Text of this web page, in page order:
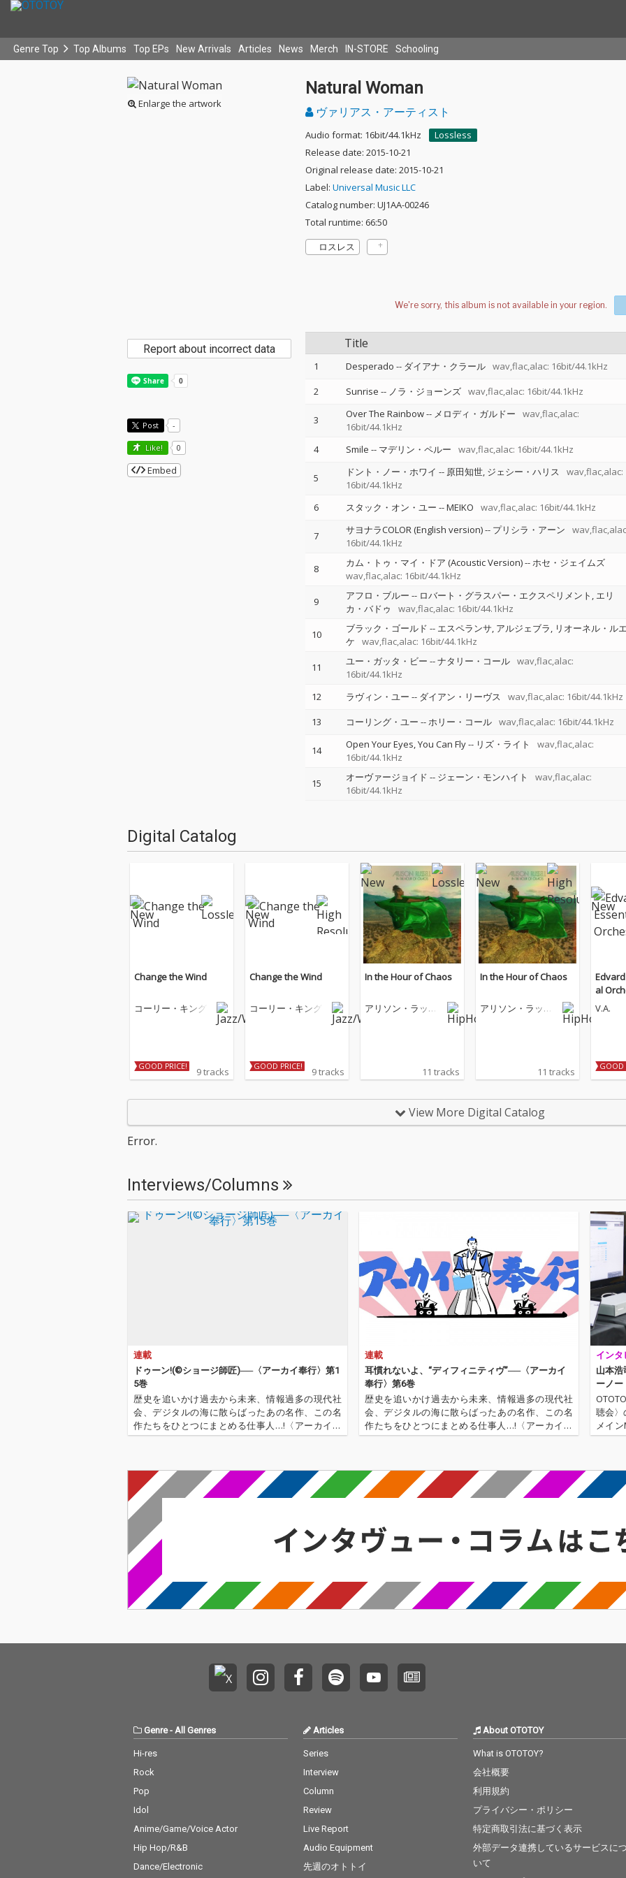
Genre Top Top Albums Top EPs New Arrivals Articles News Merch IN-STORE Schooling
Enlarge the artwork
Natural Woman
ヴァリアス・アーティスト
Audio format: 16bit/44.1kHz
Lossless
Release date: 2015-10-21
Original release date: 2015-10-21
Label: Universal Music LLC
Catalog number: UJ1AA-00246
Total runtime: 66:50
ロスレス
Title
1 Desperado -- ダイアナ・クラール wav,flac,alac: 16bit/44.1kHz
2
Sunrise -- ノラ・ジョーンズ wav,flac,alac: 16bit/44.1kHz
3 Over The Rainbow-- メロディ・ガルドー
wav,flac,alac:
16bit/44.1kHz
4 Smile -- マデリン・ペルー wav,flac,alac: 16bit/44.1kHz
5 ドント・ノー・ホワイ -- 原田知世 ジェシー・ハリス
wav,flac,alac:
16bit/44.1kHz
6 スタック・オン・ユー --MEIKO wav,flac,alac: 16bit/44.1kHz
7 サヨナラCOLOR (English version)-- プリシラ・アーン
16bit/44.1kHz
8 カム・トゥ・マイ・ドア (Acoustic Version)--ホセ・ジェイムズ
wav,flac,alac: 16bit/44.1kHz
9 アフロ・ブルー -- ロバート・グラスパー・エクスペリメント エリ
カ・バドゥ
wav,flac,alac: 16bit/44.1kHz
10 ブラック・ゴールド -- エスペランサ アルジェブラ
リオーネル・ルエ
ケ
wav,flac,alac: 16bit/44.1kHz
11 ユー・ガッタ・ビー --ナタリー・コール wav,flac,alac:
16bit/44.1kHz
12 ラヴィン・ユー -- ダイアン・リーヴス wav,flac,alac: 16bit/44.1kHz
13
コーリング・ユー --ホリー・コール wav,flac,alac: 16bit/44.1kHz
14 Open Your Eyes, You Can Fly-- リズ・ライト
wav,flac,alac:
16bit/44.1kHz
15 オーヴァージョイド -- ジェーン・モンハイト
wav,flac,alac:
16bit/44.1kHz
Report about incorrect data
Post -
Like! 0
Embed
Digital Catalog
Change the Wind
コーリー・キング
GOOD PRICE! 9 tracks
Change the Wind
コーリー・キング
GOOD PRICE! 9 tracks
In the Hour of Chaos
アリソン・ラッセ
11 tracks
In the Hour of Chaos
アリソン・ラッセ
11 tracks
al
V.A.
GOOD
View More Digital Catalog
Error.
Interviews/Columns
連載
ドゥーン!(©︎ショージ師匠)──〈アーカイ奉行〉第1
5巻
歴史を追いかけ過去から未来、情報過多の現代社
会、デジタルの海に散らばったあの名作、この名
作たちをひとつにまとめる仕事人…!〈アーカイ奉
行〉が今日もデジタルの乱世を治める…!'''〈アーカ
連載
耳慣れないよ、“ディフィニティヴ”──〈アーカイ
奉行〉第6巻
歴史を追いかけ過去から未来、情報過多の現代社
会、デジタルの海に散らばったあの名作、この名
作たちをひとつにまとめる仕事人…!〈アーカイ奉
行〉が今日もデジタルの乱世を治める…!'''〈アーカ
インタ
山本浩
ーノー
聴会〉
メイ
高橋
Genre- All Genres
Hi-res
Rock
Pop
Idol
Anime/Game/Voice Actor
Hip Hop/R&B
Dance/Electronic
Articles
Series
Interview
Column
Review
Live Report
Audio Equipment
先週のオトトイ
About OTOTOY
What is OTOTOY?
会社概要
利用規約
プライバシー・ポリシー
特定商取引法に基づく表示
外部データ連携しているサービスにつ
いて